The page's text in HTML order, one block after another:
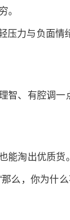
。
压力与负面情
智、有腔调一
能淘出优质货。
么，你为什